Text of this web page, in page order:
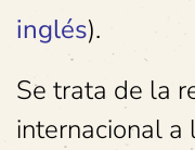
inglés).
Se trata de la
internacional